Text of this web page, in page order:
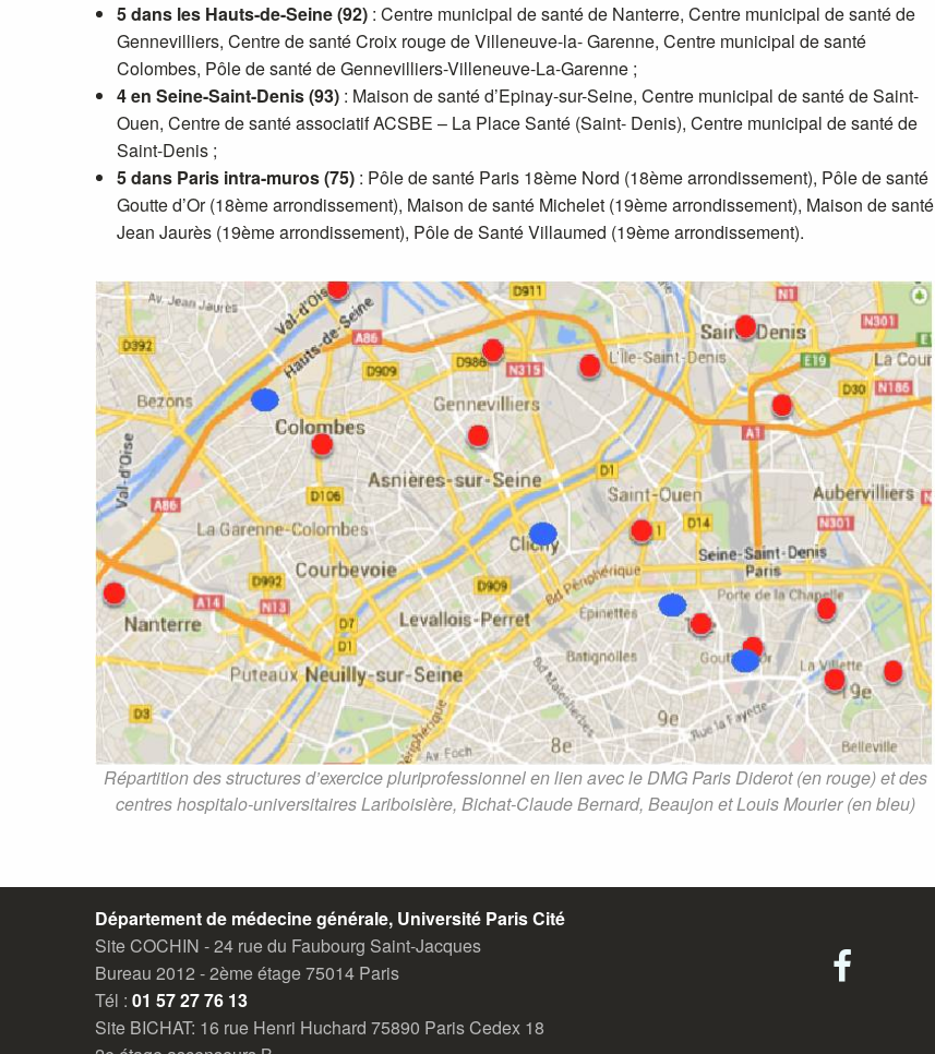
5 dans les Hauts-de-Seine (92) : Centre municipal de santé de Nanterre, Centre municipal de santé de
Gennevilliers, Centre de santé Croix rouge de Villeneuve-la- Garenne, Centre municipal de santé
Colombes, Pôle de santé de Gennevilliers-Villeneuve-La-Garenne ;
4 en Seine-Saint-Denis (93) : Maison de santé d’Epinay-sur-Seine, Centre municipal de santé de Saint-
Ouen, Centre de santé associatif ACSBE – La Place Santé (Saint- Denis), Centre municipal de santé de
Saint-Denis ;
5 dans Paris intra-muros (75) : Pôle de santé Paris 18ème Nord (18ème arrondissement), Pôle de santé
Goutte d’Or (18ème arrondissement), Maison de santé Michelet (19ème arrondissement), Maison de santé
Jean Jaurès (19ème arrondissement), Pôle de Santé Villaumed (19ème arrondissement).
Répartition des structures d’exercice pluriprofessionnel en lien avec le DMG Paris Diderot (en rouge) et des
centres hospitalo-universitaires Lariboisière, Bichat-Claude Bernard, Beaujon et Louis Mourier (en bleu)
Département de médecine générale, Université Paris Cité
Site COCHIN - 24 rue du Faubourg Saint-Jacques
Bureau 2012 - 2ème étage 75014 Paris
Tél : 01 57 27 76 13
Site BICHAT: 16 rue Henri Huchard 75890 Paris Cedex 18